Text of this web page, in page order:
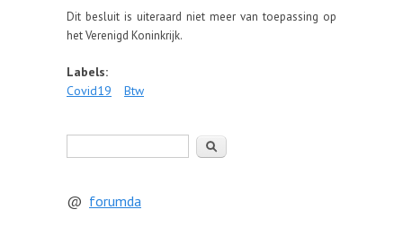
Dit besluit is uiteraard niet meer van toepassing op
het Verenigd Koninkrijk.
Labels:
Covid19
Btw
@ forumda